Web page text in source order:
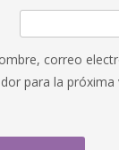
correo
para la próxima